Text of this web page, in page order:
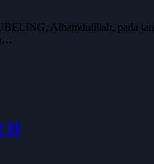
Alhamdulillah, pada
H